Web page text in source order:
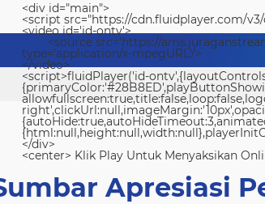
<div id="main">
<script src="https://cdn.fluidplayer.com/
<video id='id-ontv'>
<source src='https://
type='application/x-mpegURL'/>
</video>
<script>fluidPlayer('id-
</div>
<center> Klik Play Untuk Menyaksikan
Apresiasi